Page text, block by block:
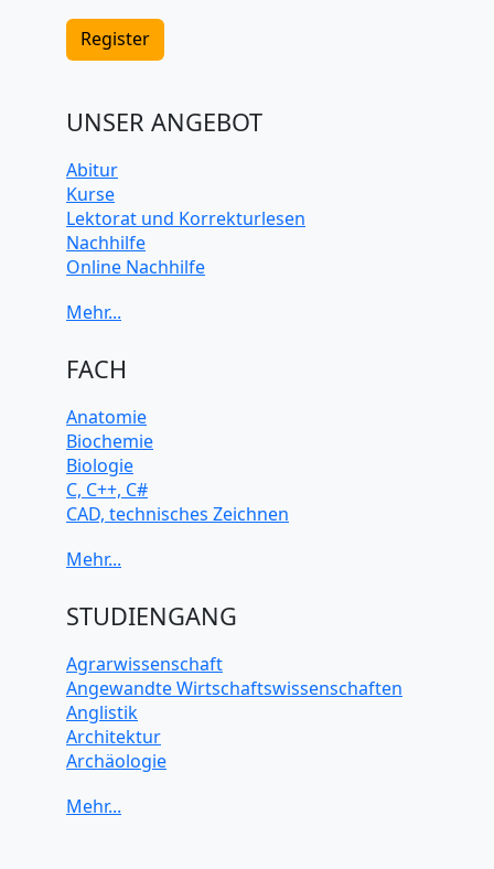
Register
UNSER ANGEBOT
Abitur
Kurse
Lektorat und Korrekturlesen
Nachhilfe
Online Nachhilfe
FACH
Anatomie
Biochemie
Biologie
C, C++, C#
CAD, technisches Zeichnen
Computerarchitektur
Elektrotechnik
Java
JavaScript
Künstliche Intelligenz
Latein
Makroökonomie
Mechanik
STUDIENGANG
Agrarwissenschaft
Angewandte Wirtschaftswissenschaften
Anglistik
Architektur
Archäologie
Biochemie Wissenschaften